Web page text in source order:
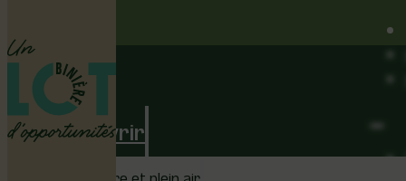
Découvrir
Nature et plein air